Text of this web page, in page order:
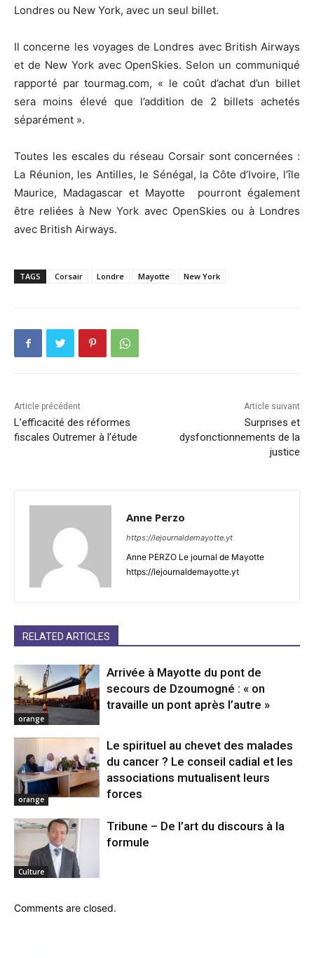
Londres ou New York, avec un seul billet.
Il concerne les voyages de Londres avec British Airways
et de New York avec OpenSkies. Selon un communiqué
rapporté par tourmag.com, « le coût d’achat d’un billet
sera moins élevé que l’addition de 2 billets achetés
séparément ».
Toutes les escales du réseau Corsair sont concernées :
La Réunion, les Antilles, le Sénégal, la Côte d’Ivoire, l’île
Maurice, Madagascar et Mayotte pourront également
être reliées à New York avec OpenSkies ou à Londres
avec British Airways.
TAGS Corsair Londre Mayotte New York
Article précédent
L’efficacité des réformes
fiscales Outremer à l’étude
Article suivant
Surprises et
dysfonctionnements de la
justice
Anne Perzo
https://lejournaldemayotte.yt
Anne PERZO Le journal de Mayotte
https://lejournaldemayotte.yt
RELATED ARTICLES
orange
Arrivée à Mayotte du pont de
secours de Dzoumogné : « on
travaille un pont après l’autre »
orange
Le spirituel au chevet des malades
du cancer ? Le conseil cadial et les
associations mutualisent leurs
forces
Culture
Tribune – De l’art du discours à la
formule
Comments are closed.